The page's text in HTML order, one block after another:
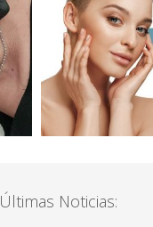
Últimas Noticias: